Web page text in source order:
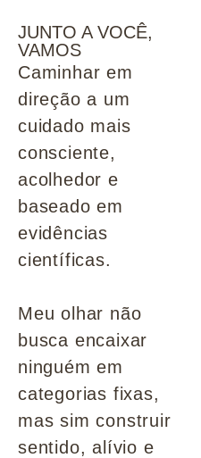
JUNTO A VOCÊ,
VAMOS
Caminhar em
direção a um
cuidado mais
consciente,
acolhedor e
baseado em
evidências
científicas.
Meu olhar não
busca encaixar
ninguém em
categorias fixas,
mas sim construir
sentido, alívio e